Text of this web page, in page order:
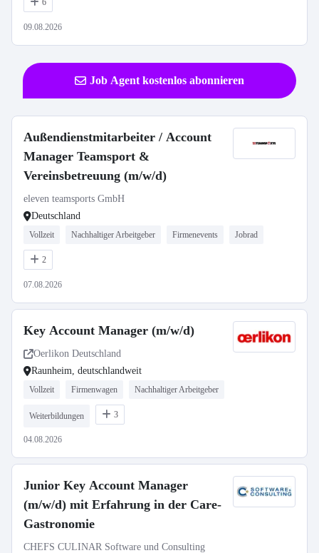
6
09.08.2026
Job Agent kostenlos abonnieren
Außendienstmitarbeiter / Account
Manager Teamsport &
Vereinsbetreuung (m/w/d)
eleven teamsports GmbH
Deutschland
Vollzeit Nachhaltiger Arbeitgeber Firmenevents Jobrad
2
07.08.2026
Key Account Manager (m/w/d)
Oerlikon Deutschland
Raunheim, deutschlandweit
Vollzeit Firmenwagen Nachhaltiger Arbeitgeber
Weiterbildungen 3
04.08.2026
Junior Key Account Manager
(m/w/d) mit Erfahrung in der Care-
Gastronomie
CHEFS CULINAR Software und Consulting